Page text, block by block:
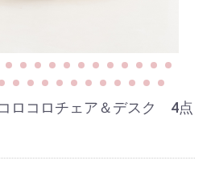
ロコロチェア＆デスク 4点